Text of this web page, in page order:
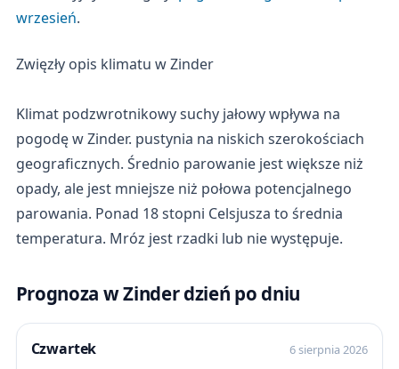
wrzesień.
Zwięzły opis klimatu w Zinder
Klimat podzwrotnikowy suchy jałowy wpływa na
pogodę w Zinder. pustynia na niskich szerokościach
geograficznych. Średnio parowanie jest większe niż
opady, ale jest mniejsze niż połowa potencjalnego
parowania. Ponad 18 stopni Celsjusza to średnia
temperatura. Mróz jest rzadki lub nie występuje.
Prognoza w Zinder dzień po dniu
Czwartek 6 sierpnia 2026